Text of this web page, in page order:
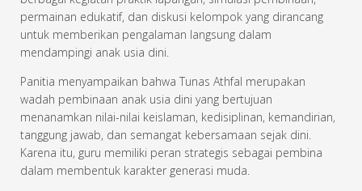
permainan edukatif, dan diskusi kelompok yang dirancang
untuk memberikan pengalaman langsung dalam
mendampingi anak usia dini.
Panitia menyampaikan bahwa Tunas Athfal merupakan
wadah pembinaan anak usia dini yang bertujuan
menanamkan nilai-nilai keislaman, kedisiplinan, kemandirian,
tanggung jawab, dan semangat kebersamaan sejak dini.
Karena itu, guru memiliki peran strategis sebagai pembina
dalam membentuk karakter generasi muda.